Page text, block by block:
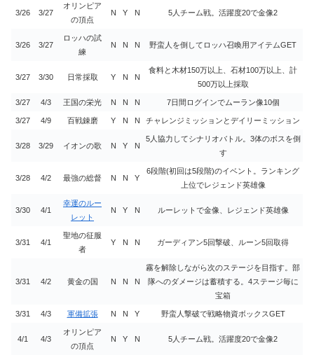
3/26 3/27
オリンピア
の頂点
N Y N 5人チーム戦。活躍度20で金像2
3/26 3/27
ロッハの試
練
N N N 野蛮人を倒してロッハ召喚用アイテムGET
3/27 3/30 日常採取 Y N N
食料と木材150万以上、石材100万以上、計
500万以上採取
3/27 4/3 王国の栄光 N N N 7日間ログインでムーラン像10個
3/27 4/9 百戦錬磨 Y N N チャレンジミッションとデイリーミッション
3/28 3/29 イオンの歌 N Y N
5人協力してシナリオバトル。3体のボスを倒
す
3/28 4/2 最強の総督 N N Y
6段階(初回は5段階)のイベント。ランキング
上位でレジェンド英雄像
3/30 4/1
幸運のルー
レット
N Y N ルーレットで金像、レジェンド英雄像
3/31 4/1
聖地の征服
者
Y N N ガーディアン5回撃破、ルーン5回取得
3/31 4/2 黄金の国 N N N
霧を解除しながら次のステージを目指す。部
隊へのダメージは蓄積する。4ステージ毎に
宝箱
3/31 4/3 軍備拡張 N N Y 野蛮人撃破で戦略物資ボックスGET
4/1 4/3
オリンピア
の頂点
N Y N 5人チーム戦。活躍度20で金像2